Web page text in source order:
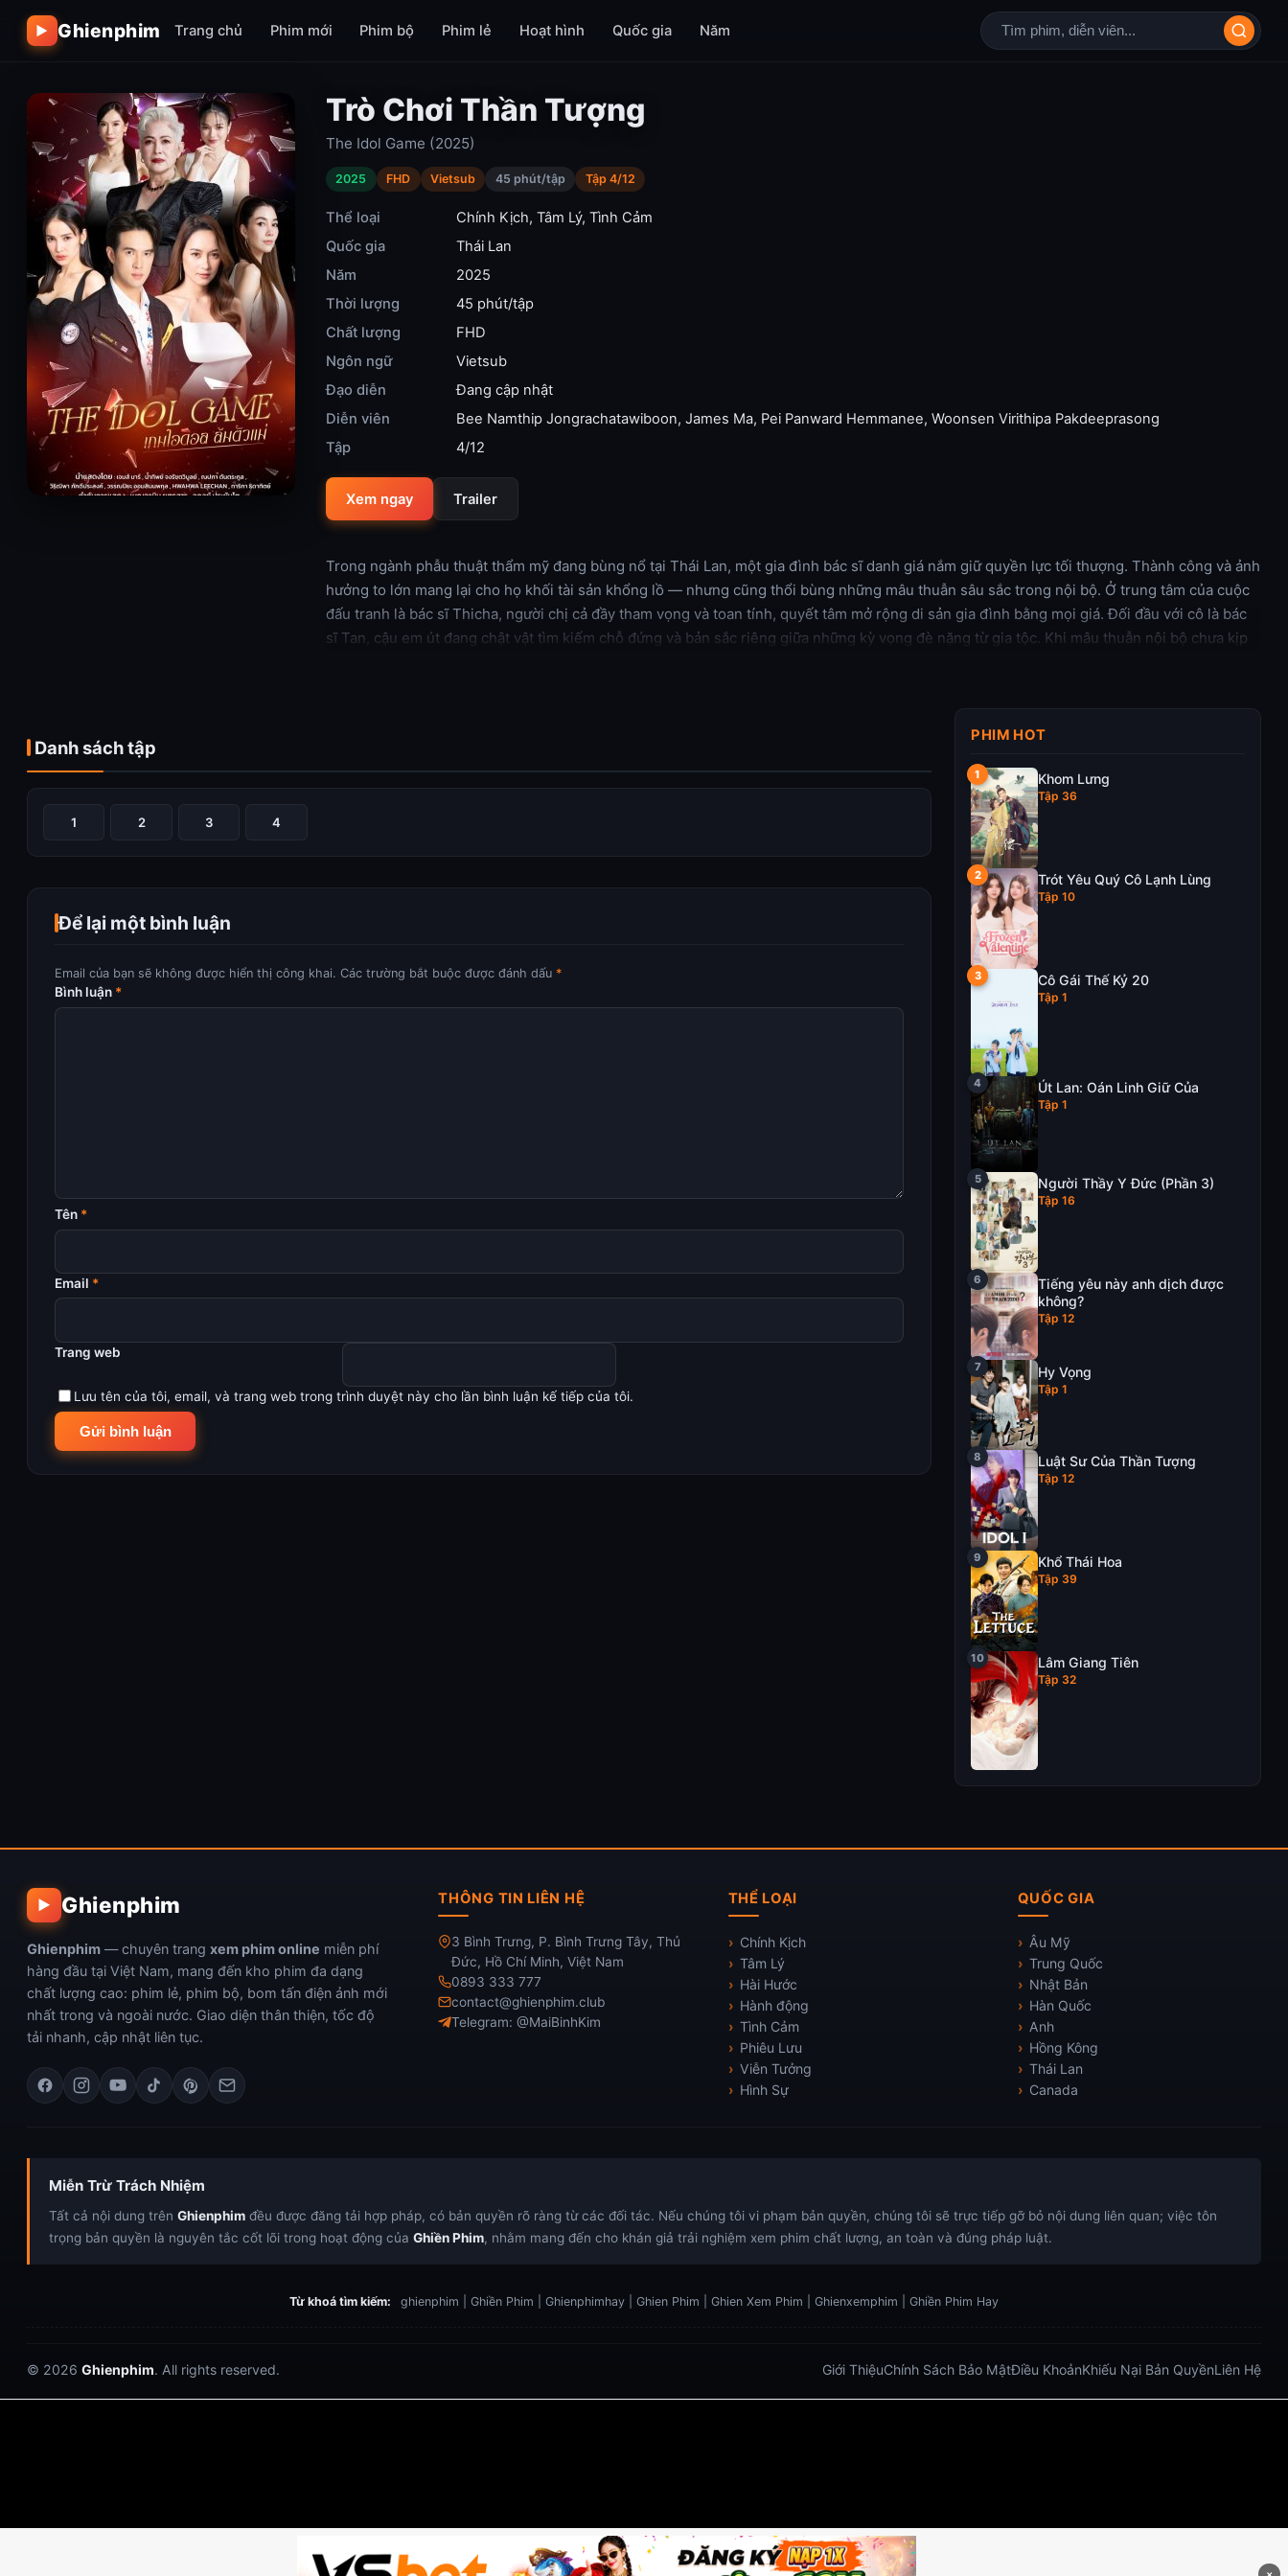
▶ Ghienphim Trang chủ Phim mới Phim bộ Phim lẻ Hoạt hình Quốc gia Năm
Trò Chơi Thần Tượng
The Idol Game (2025)
2025 FHD Vietsub 45 phút/tập Tập 4/12
Thể loại Chính Kịch, Tâm Lý, Tình Cảm
Quốc gia
Thái Lan
Năm
2025
Thời lượng
45 phút/tập
Chất lượng
FHD
Ngôn ngữ
Vietsub
Đạo diễn
Đang cập nhật
Diễn viên
Bee Namthip Jongrachatawiboon, James Ma, Pei Panward Hemmanee, Woonsen Virithipa Pakdeeprasong
Tập
4/12
Xem ngay Trailer
Trong ngành phẫu thuật thẩm mỹ đang bùng nổ tại Thái Lan, một gia đình bác sĩ danh giá nắm giữ quyền lực tối thượng. Thành công và ảnh
hưởng to lớn mang lại cho họ khối tài sản khổng lồ — nhưng cũng thổi bùng những mâu thuẫn sâu sắc trong nội bộ. Ở trung tâm của cuộc
đấu tranh là bác sĩ Thicha, người chị cả đầy tham vọng và toan tính, quyết tâm mở rộng di sản gia đình bằng mọi giá. Đối đầu với cô là bác
sĩ Tan, cậu em út đang chật vật tìm kiếm chỗ đứng và bản sắc riêng giữa những kỳ vọng đè nặng từ gia tộc. Khi mâu thuẫn nội bộ chưa kịp
giới ngầm công nghệ và mặt tối của ngành phẫu thuật thẩm mỹ. Những bí mật bị phơi bày đe dọa không chỉ tương lai của gia đình mà còn
Xem thêm
Danh sách tập
1 2 3 4
Để lại một bình luận
Email của bạn sẽ không được hiển thị công khai. Các trường bắt buộc được đánh dấu *
Bình luận *
Tên *
Email *
Trang web
Lưu tên của tôi, email, và trang web trong trình duyệt này cho lần bình luận kế tiếp của tôi.
PHIM HOT
Khom Lưng
Tập 36
Trót Yêu Quý Cô Lạnh Lùng
Tập 10
Cô Gái Thế Kỷ 20
Tập 1
Út Lan: Oán Linh Giữ Của
Tập 1
Người Thầy Y Đức (Phần 3)
Tập 16
Tiếng yêu này anh dịch được
không?
Tập 12
Hy Vọng
Tập 1
Luật Sư Của Thần Tượng
Tập 12
Khổ Thái Hoa
Tập 39
Lâm Giang Tiên
Tập 32
▶ Ghienphim
Ghienphim — chuyên trang xem phim online miễn phí
hàng đầu tại Việt Nam, mang đến kho phim đa dạng
chất lượng cao: phim lẻ, phim bộ, bom tấn điện ảnh mới
nhất trong và ngoài nước. Giao diện thân thiện, tốc độ
tải nhanh, cập nhật liên tục.
THÔNG TIN LIÊN HỆ
3 Bình Trưng, P. Bình Trưng Tây, Thủ
Đức, Hồ Chí Minh, Việt Nam
0893 333 777
contact@ghienphim.club
Telegram: @MaiBinhKim
THỂ LOẠI
Chính Kịch
Tâm Lý
Hài Hước
Hành động
Tình Cảm
Phiêu Lưu
Viễn Tưởng
Hình Sự
QUỐC GIA
Âu Mỹ
Trung Quốc
Nhật Bản
Hàn Quốc
Anh
Hồng Kông
Thái Lan
Canada
Miễn Trừ Trách Nhiệm
Tất cả nội dung trên Ghienphim đều được đăng tải hợp pháp, có bản quyền rõ ràng từ các đối tác. Nếu chúng tôi vi phạm bản quyền, chúng tôi sẽ trực tiếp gỡ bỏ nội dung liên quan; việc tôn
trọng bản quyền là nguyên tắc cốt lõi trong hoạt động của Ghiền Phim, nhằm mang đến cho khán giả trải nghiệm xem phim chất lượng, an toàn và đúng pháp luật.
Từ khoá tìm kiếm: ghienphim | Ghiền Phim | Ghienphimhay | Ghien Phim | Ghien Xem Phim | Ghienxemphim | Ghiền Phim Hay
© 2026 Ghienphim. All rights reserved. Giới ThiệuChính Sách Bảo MậtĐiều KhoảnKhiếu Nại Bản QuyềnLiên Hệ